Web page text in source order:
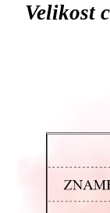
Velikost